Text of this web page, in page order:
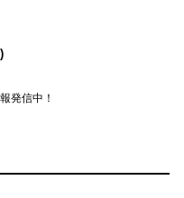
発信中！